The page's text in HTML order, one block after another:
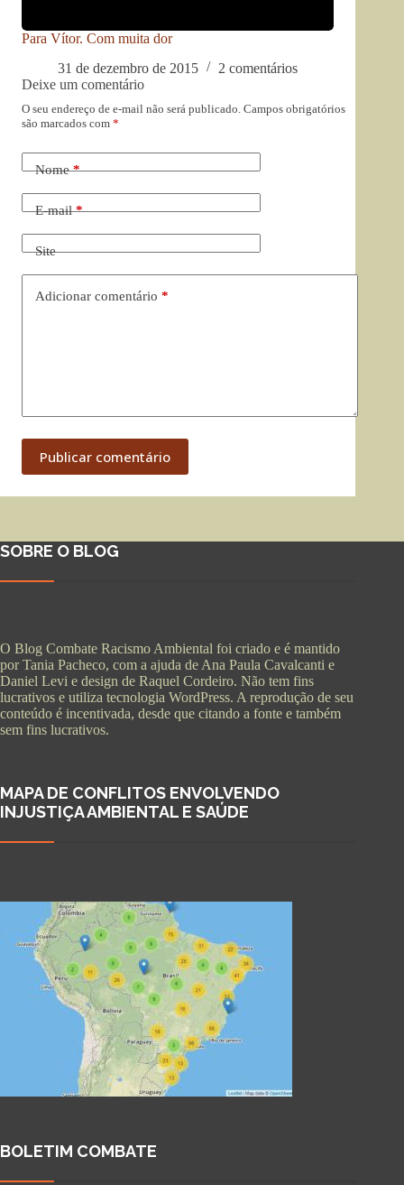
Para Vítor. Com muita dor
31 de dezembro de 2015
2 comentários
Deixe um comentário
O seu endereço de e-mail não será publicado. Campos obrigatórios
são marcados com *
Nome*
E-mail*
Site
Adicionar comentário *
Publicar comentário
SOBRE O BLOG
O Blog Combate Racismo Ambiental foi criado e é mantido
por Tania Pacheco, com a ajuda de Ana Paula Cavalcanti e
Daniel Levi e design de Raquel Cordeiro. Não tem fins
lucrativos e utiliza tecnologia WordPress. A reprodução de seu
conteúdo é incentivada, desde que citando a fonte e também
sem fins lucrativos.
MAPA DE CONFLITOS ENVOLVENDO
INJUSTIÇA AMBIENTAL E SAÚDE
BOLETIM COMBATE